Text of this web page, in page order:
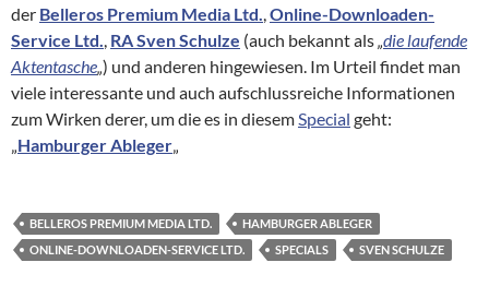
der Belleros Premium Media Ltd.,Online-Downloaden-
Service Ltd., RA Sven Schulze (auch bekannt als„die laufende
Aktentasche„) und anderen hingewiesen. Im Urteil findet man
viele interessante und auch aufschlussreiche Informationen
zum Wirken derer, um die es in diesemSpecial geht:
„Hamburger Ableger„
BELLEROS PREMIUM MEDIA LTD.
HAMBURGER ABLEGER
ONLINE-DOWNLOADEN-SERVICE LTD.
SPECIALS SVEN SCHULZE